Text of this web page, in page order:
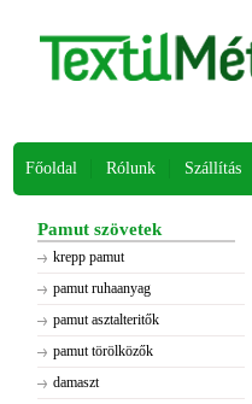
Főoldal Rólunk Szállítás
Pamut szövetek
krepp pamut
pamut ruhaanyag
pamut asztalteritők
pamut törölközők
damaszt